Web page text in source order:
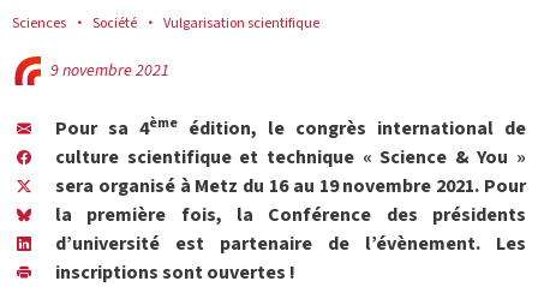
Sciences Société Vulgarisation scientifique
9 novembre 2021
Pour sa 4ème édition, le congrès international de
culture scientifique et technique « Science & You »
sera organisé à Metz du 16 au 19 novembre 2021. Pour
la première fois, la Conférence des présidents
d’université est partenaire de l’évènement. Les
inscriptions sont ouvertes !